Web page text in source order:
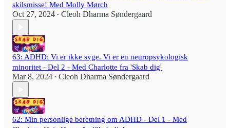
skilsmisse! Med Molly Mørch
Oct 27, 2024 • Cleoh Dharma Søndergaard
63: ADHD: Vi er ikke syge. Vi er en neuropsykologisk
minoritet - Del 2 - Med Charlotte fra 'Skab dig'
Mar 8, 2024 • Cleoh Dharma Søndergaard
62: Min personlige beretning om ADHD - Del 1 - Med